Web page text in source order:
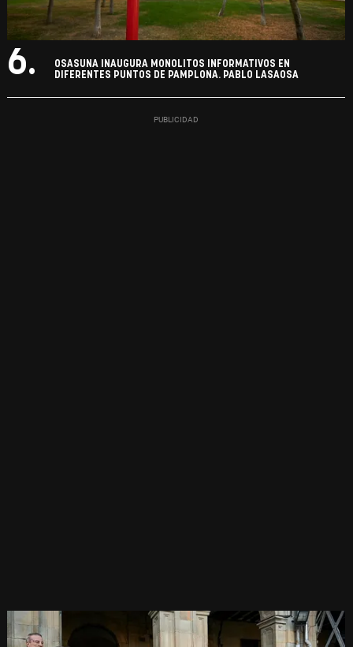
6.
OSASUNA INAUGURA MONOLITOS INFORMATIVOS EN
DIFERENTES PUNTOS DE PAMPLONA. PABLO LASAOSA